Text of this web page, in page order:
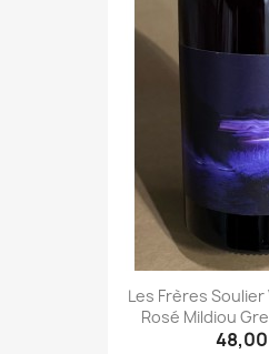
Les Frères Soulier
Rosé Mildiou